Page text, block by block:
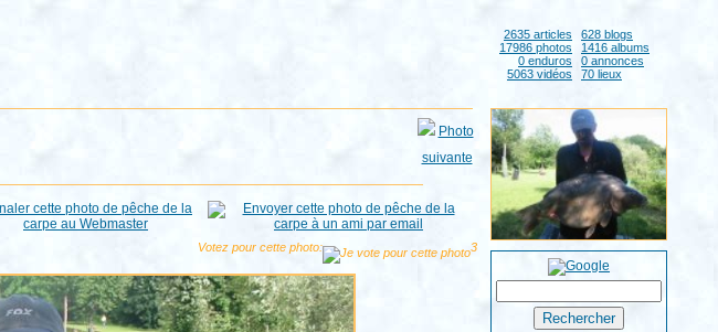
2635 articles
628 blogs
17986 photos
1416 albums
0 enduros
0 annonces
5063 vidéos
70 lieux
Votez pour cette photo: 3